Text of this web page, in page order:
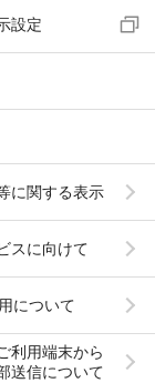
設定
に関する表示
スに向けて
について
利用端末から
送信について